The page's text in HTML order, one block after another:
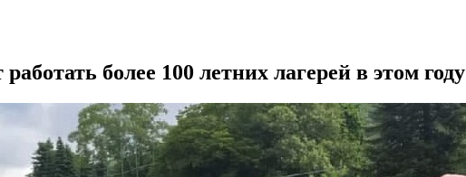
более 100 летних лагерей в этом году